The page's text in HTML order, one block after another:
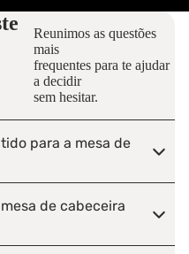
Reunimos as questões
mais
frequentes para te ajudar
a decidir
sem hesitar.
para a mesa de
de cabeceira